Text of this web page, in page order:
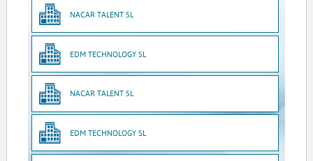
NACAR TALENT SL
EDM TECHNOLOGY SL
NACAR TALENT SL
EDM TECHNOLOGY SL